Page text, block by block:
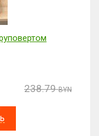
238.79 BYN